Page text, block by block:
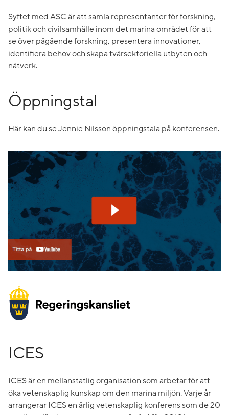
Syftet med ASC är att samla representanter för forskning,
politik och civilsamhälle inom det marina området för att
se över pågående forskning, presentera innovationer,
identifiera behov och skapa tvärsektoriella utbyten och
nätverk.
Öppningstal
Här kan du se Jennie Nilsson öppningstala på konferensen.
ICES
ICES är en mellanstatlig organisation som arbetar för att
öka vetenskaplig kunskap om den marina miljön. Varje år
arrangerar ICES en årlig vetenskaplig konferens som de 20